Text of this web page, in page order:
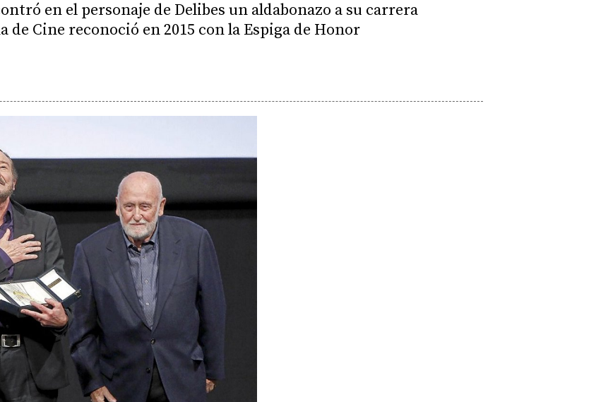
en el personaje de Delibes un aldabonazo a su carrera
de Cine reconoció en 2015 con la Espiga de Honor